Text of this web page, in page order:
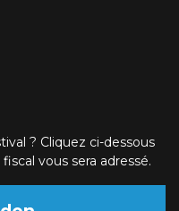
? Cliquez ci-dessous
vous sera adressé.